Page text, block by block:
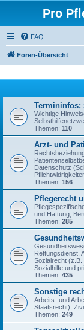
Pro
FAQ
Foren-Übersicht
Termininfos;
Wichtige
Themen: 110
Arzt- und
Datenschutz
Themen: 156
Pflegerecht
und Haftung,
Themen: 285
Rettungsdienst,
Sozialrecht (z.B.
Sozialhilfe und
Themen: 435
Sonstige
Arbeits- und
Staatsrecht),
Themen: 249